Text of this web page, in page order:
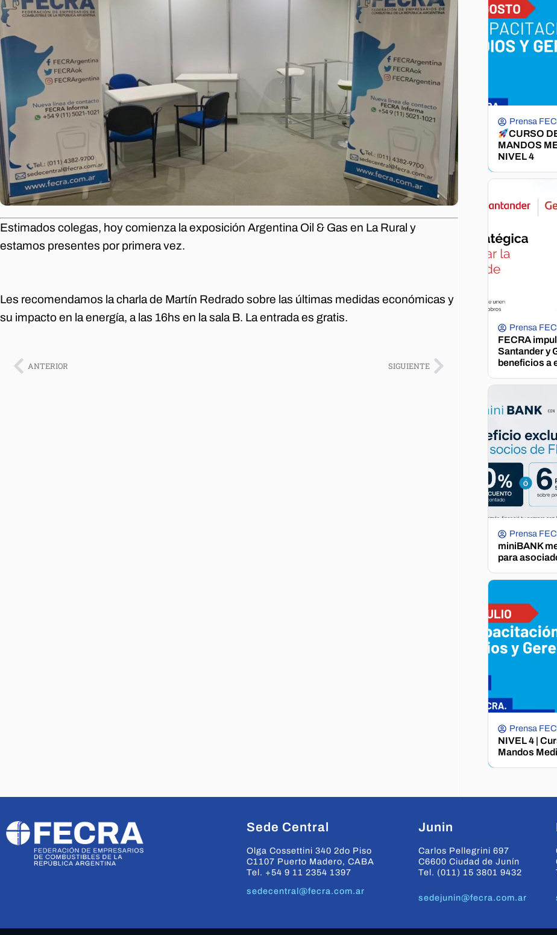
Estimados colegas, hoy comienza la exposición Argentina Oil & Gas en La Rural y
estamos presentes por primera vez.
Les recomendamos la charla de Martín Redrado sobre las últimas medidas económicas y
su impacto en la energía, a las 16hs en la sala B. La entrada es gratis.
ANTERIOR SIGUIENTE
Prensa
CURSO
MANDOS
NIVEL 4
Prensa
FECRA
Santander y
beneficios a
Prensa
miniBANK
para
Prensa
NIVEL 4 |
Mandos
Sede Central
Olga Cossettini 340 2do Piso
C1107 Puerto Madero, CABA
Tel. +54 9 11 2354 1397
sedecentral@fecra.com.ar
Junin
Carlos Pellegrini 697
C6600 Ciudad de Junín
Tel. (011) 15 3801 9432
sedejunin@fecra.com.ar